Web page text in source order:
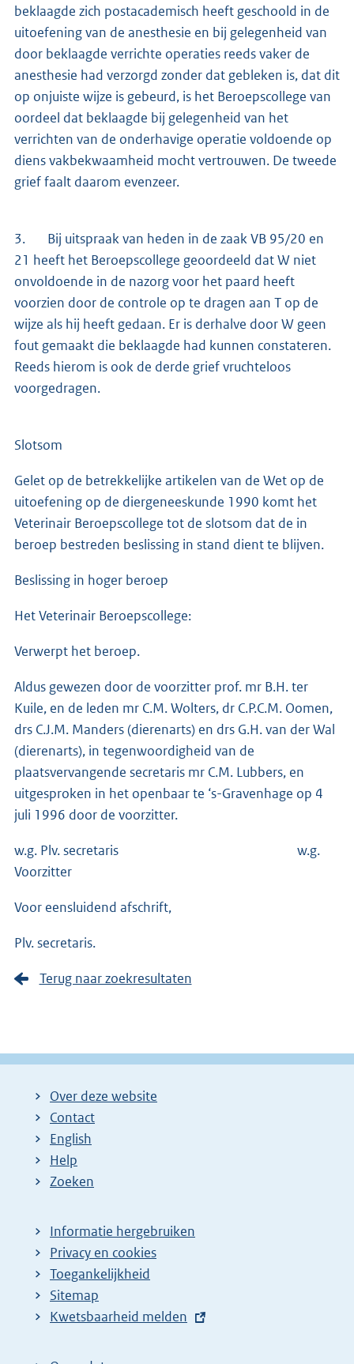
beklaagde zich postacademisch heeft geschoold in de
uitoefening van de anesthesie en bij gelegenheid van
door beklaagde verrichte operaties reeds vaker de
anesthesie had verzorgd zonder dat gebleken is, dat dit
op onjuiste wijze is gebeurd, is het Beroepscollege van
oordeel dat beklaagde bij gelegenheid van het
verrichten van de onderhavige operatie voldoende op
diens vakbekwaamheid mocht vertrouwen. De tweede
grief faalt daarom evenzeer.
3. Bij uitspraak van heden in de zaak VB 95/20 en
21 heeft het Beroepscollege geoordeeld dat W niet
onvoldoende in de nazorg voor het paard heeft
voorzien door de controle op te dragen aan T op de
wijze als hij heeft gedaan. Er is derhalve door W geen
fout gemaakt die beklaagde had kunnen constateren.
Reeds hierom is ook de derde grief vruchteloos
voorgedragen.
Slotsom
Gelet op de betrekkelijke artikelen van de Wet op de
uitoefening op de diergeneeskunde 1990 komt het
Veterinair Beroepscollege tot de slotsom dat de in
beroep bestreden beslissing in stand dient te blijven.
Beslissing in hoger beroep
Het Veterinair Beroepscollege:
Verwerpt het beroep.
Aldus gewezen door de voorzitter prof. mr B.H. ter
Kuile, en de leden mr C.M. Wolters, dr C.P.C.M. Oomen,
drs C.J.M. Manders (dierenarts) en drs G.H. van der Wal
(dierenarts), in tegenwoordigheid van de
plaatsvervangende secretaris mr C.M. Lubbers, en
uitgesproken in het openbaar te ‘s-Gravenhage op 4
juli 1996 door de voorzitter.
w.g. Plv. secretaris w.g.
Voorzitter
Voor eensluidend afschrift,
Plv. secretaris.
Terug naar zoekresultaten
Over deze website
Contact
English
Help
Zoeken
Informatie hergebruiken
Privacy en cookies
Toegankelijkheid
Sitemap
E
t
Kwetsbaarheid melden